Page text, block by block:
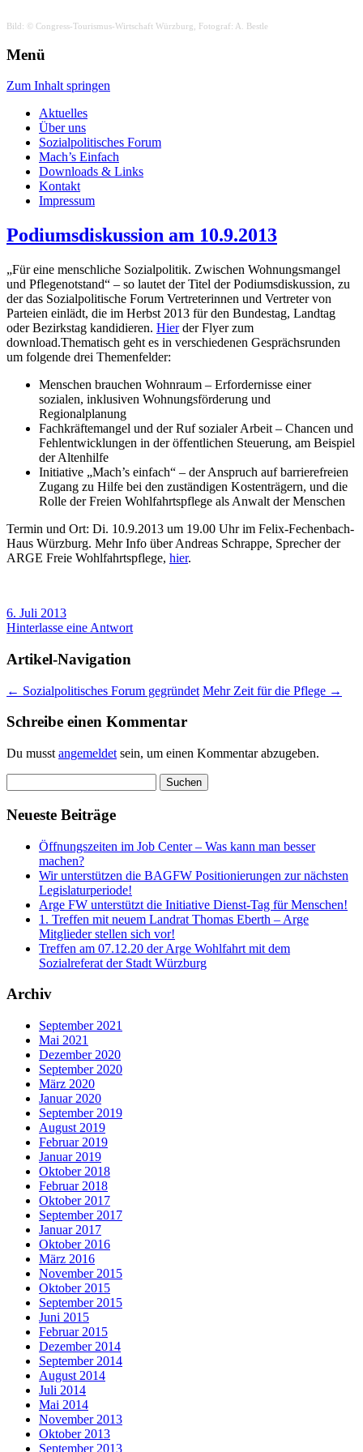
Arbeitsgemeinschaft der freien
Wohlfahrtspflege Stadt und
Landkreis Würzburg
AgfW
Bild: © Congress-Tourismus-Wirtschaft Würzburg, Fotograf: A. Bestle
Menü
Zum Inhalt springen
Aktuelles
Über uns
Sozialpolitisches Forum
Mach’s Einfach
Downloads & Links
Kontakt
Impressum
Podiumsdiskussion am 10.9.2013
„Für eine menschliche Sozialpolitik. Zwischen Wohnungsmangel
und Pflegenotstand“ – so lautet der Titel der Podiumsdiskussion, zu
der das Sozialpolitische Forum Vertreterinnen und Vertreter von
Parteien einlädt, die im Herbst 2013 für den Bundestag, Landtag
oder Bezirkstag kandidieren. Hierder Flyer zum
download.Thematisch geht es in verschiedenen Gesprächsrunden
um folgende drei Themenfelder:
Menschen brauchen Wohnraum – Erfordernisse einer
sozialen, inklusiven Wohnungsförderung und
Regionalplanung
Fachkräftemangel und der Ruf sozialer Arbeit – Chancen und
Fehlentwicklungen in der öffentlichen Steuerung, am Beispiel
der Altenhilfe
Initiative „Mach’s einfach“ – der Anspruch auf barrierefreien
Zugang zu Hilfe bei den zuständigen Kostenträgern, und die
Rolle der Freien Wohlfahrtspflege als Anwalt der Menschen
Termin und Ort: Di. 10.9.2013 um 19.00 Uhr im Felix-Fechenbach-
Haus Würzburg. Mehr Info über Andreas Schrappe, Sprecher der
ARGE Freie Wohlfahrtspflege, hier.
6. Juli 2013
Hinterlasse eine Antwort
Artikel-Navigation
← Sozialpolitisches Forum gegründet Mehr Zeit für die Pflege →
Schreibe einen Kommentar
Du musst angemeldet sein, um einen Kommentar abzugeben.
nach:
Neueste Beiträge
Öffnungszeiten im Job Center – Was kann man besser
machen?
Wir unterstützen die BAGFW Positionierungen zur nächsten
Legislaturperiode!
Arge FW unterstützt die Initiative Dienst-Tag für Menschen!
1. Treffen mit neuem Landrat Thomas Eberth – Arge
Mitglieder stellen sich vor!
Treffen am 07.12.20 der Arge Wohlfahrt mit dem
Sozialreferat der Stadt Würzburg
Archiv
September 2021
Mai 2021
Dezember 2020
September 2020
März 2020
Januar 2020
September 2019
August 2019
Februar 2019
Januar 2019
Oktober 2018
Februar 2018
Oktober 2017
September 2017
Januar 2017
Oktober 2016
März 2016
November 2015
Oktober 2015
September 2015
Juni 2015
Februar 2015
Dezember 2014
September 2014
August 2014
Juli 2014
Mai 2014
November 2013
Oktober 2013
September 2013